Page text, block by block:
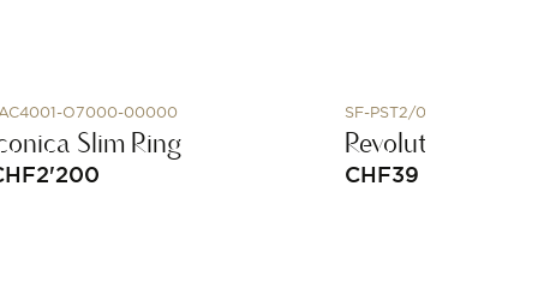
O7000-00000
Slim Ring
2'200
SF-PST2/01-M
Revolution M
CHF39